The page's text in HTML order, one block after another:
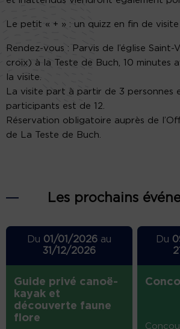
Le petit « + » : un quizz en fin de visite
Rendez-vous : Parvis de l’église
croix) à la Teste de Buch, 10 minutes
la visite.
La visite part à partir de 3 personnes
participants est de 12.
Réservation obligatoire auprès de
de La Teste de Buch.
Les prochains
Du 01/01/2026au
31/12/2026
Guide privé canoë-
kayak et
découverte faune
flore
Du